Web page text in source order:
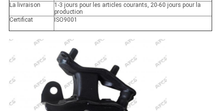
La livraison
1-3 jours pour les articles courants, 20-60 jours pour la
production
Certificat
ISO9001